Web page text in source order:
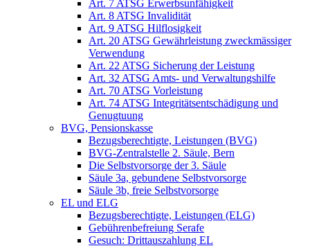
Art. 7 ATSG Erwerbsunfähigkeit
Art. 8 ATSG Invalidität
Art. 9 ATSG Hilflosigkeit
Art. 20 ATSG Gewährleistung zweckmässiger
Verwendung
Art. 22 ATSG Sicherung der Leistung
Art. 32 ATSG Amts- und Verwaltungshilfe
Art. 70 ATSG Vorleistung
Art. 74 ATSG Integritätsentschädigung und
Genugtuung
BVG, Pensionskasse
Bezugsberechtigte, Leistungen (BVG)
BVG-Zentralstelle 2. Säule, Bern
Die Selbstvorsorge der 3. Säule
Säule 3a, gebundene Selbstvorsorge
Säule 3b, freie Selbstvorsorge
EL und ELG
Bezugsberechtigte, Leistungen (ELG)
Gebührenbefreiung Serafe
Gesuch: Drittauszahlung EL